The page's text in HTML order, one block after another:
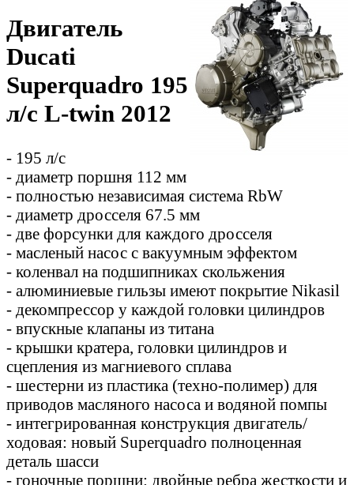
Двигатель
Ducati
Superquadro 195
л/с L-twin 2012
- 195 л/с
- диаметр поршня 112 мм
- полностью независимая система RbW
- диаметр дросселя 67.5 мм
- две форсунки для каждого дросселя
- масленый насос с вакуумным эффектом
- коленвал на подшипниках скольжения
- алюминиевые гильзы имеют покрытие Nikasil
- декомпрессор у каждой головки цилиндров
- впускные клапаны из титана
- крышки кратера, головки цилиндров и
сцепления из магниевого сплава
- шестерни из пластика (техно-полимер) для
приводов масляного насоса и водяной помпы
- интегрированная конструкция двигатель/
ходовая: новый Superquadro полноценная
деталь шасси
- гоночные поршни: двойные ребра жесткости и